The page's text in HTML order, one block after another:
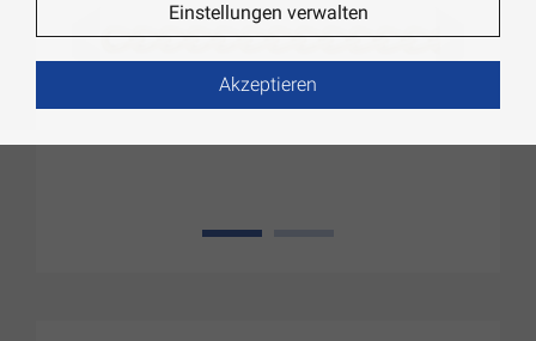
1
Einstellungen verwalten
Akzeptieren